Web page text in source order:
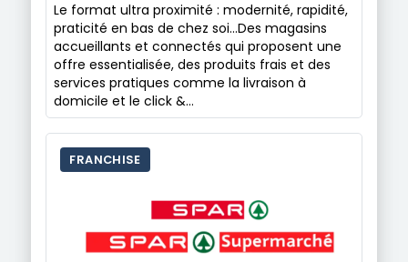
Le format ultra proximité : modernité, rapidité,
praticité en bas de chez soi...Des magasins
accueillants et connectés qui proposent une
offre essentialisée, des produits frais et des
services pratiques comme la livraison à
domicile et le click &…
FRANCHISE